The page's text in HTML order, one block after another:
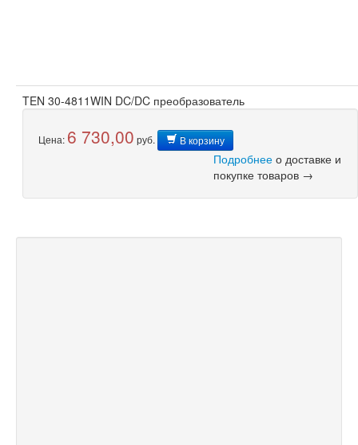
TEN 30-4811WIN DC/DC преобразователь
Цена: 6 730,00 руб. В корзину
Подробнее о доставке и
покупке товаров →